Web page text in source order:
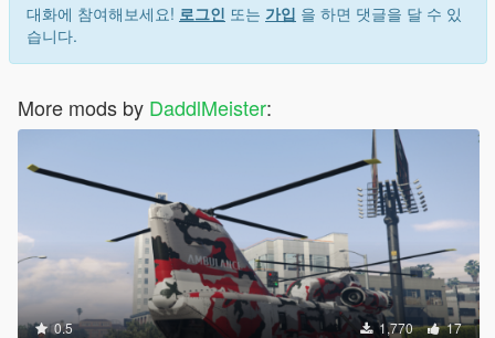
대화에 참여해보세요! 로그인 또는 가입 을 하면 댓글을 달 수 있
습니다.
More mods by DaddlMeister:
0.5 1,770 17